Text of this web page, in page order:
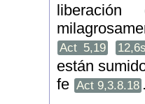
Act 5,19 12,6s
están
fe Act 9,3.8.18 .